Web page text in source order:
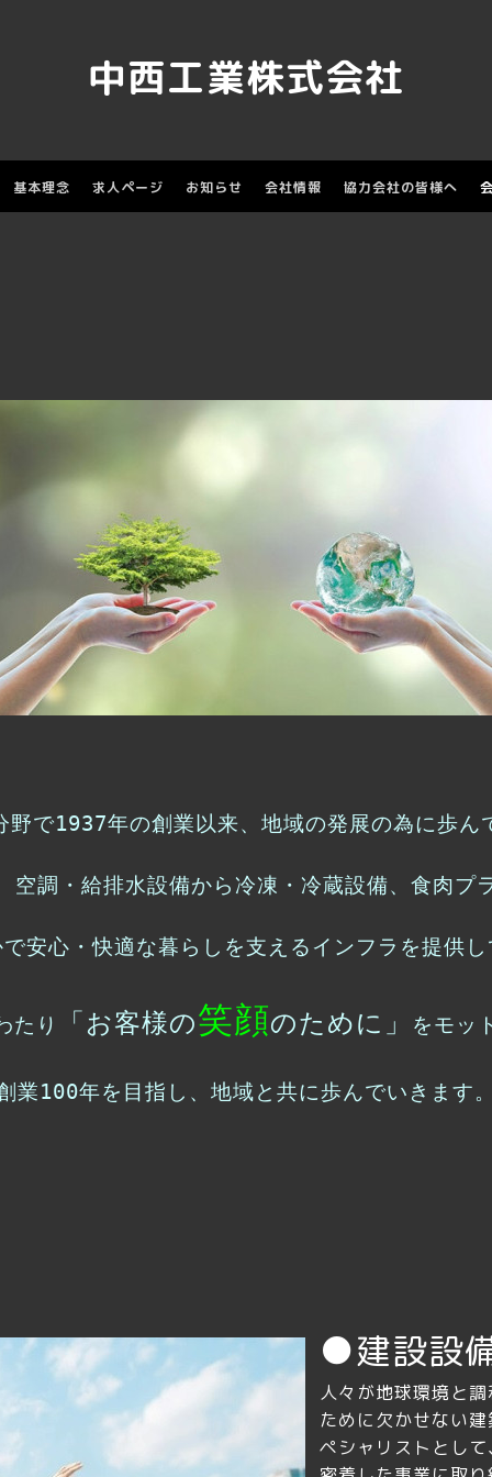
中西工業株式会社
基本理念 求人ページ お知らせ 会社情報 協力会社の皆様へ
野で1937年の創業以来、地域の発展の為に歩ん
空調・給排水設備から冷凍・冷蔵設備、食肉プ
安心・快適な暮らしを支えるインフラを提供
たり 「お客様の笑顔のために」 をモッ
業100年を目指し、地域と共に歩んでいきます
●建設設
人々が地球環境と
ために欠かせない
ペシャリストとし